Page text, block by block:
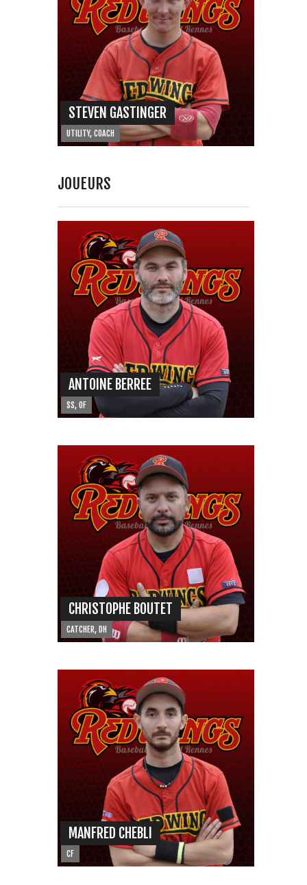
STEVEN GASTINGER
UTILITY, COACH
JOUEURS
ANTOINE BERREE
SS, OF
CHRISTOPHE BOUTET
CATCHER, DH
MANFRED CHEBLI
CF